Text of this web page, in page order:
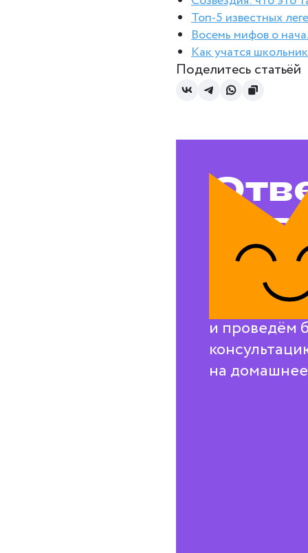
Топ-5 известных
Восемь мифов о
Как учатся
Поделитесь статьёй
на
Свяжемся с
и проведём
на